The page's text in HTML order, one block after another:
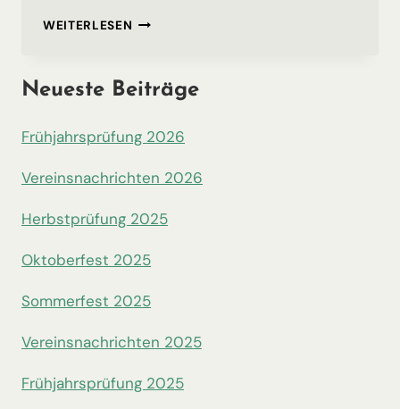
WEITERLESEN FRÜHJAHRSPRÜFUNG
Neueste Beiträge
Frühjahrsprüfung 2026
Vereinsnachrichten 2026
Herbstprüfung 2025
Oktoberfest 2025
Sommerfest 2025
Vereinsnachrichten 2025
Frühjahrsprüfung 2025